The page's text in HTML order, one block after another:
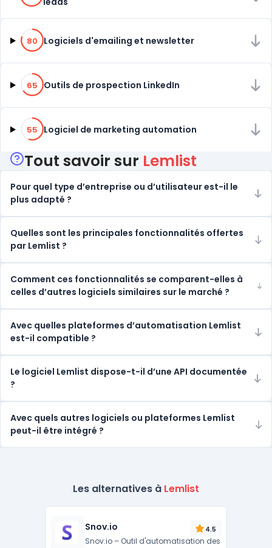
80% de compatibilité
80 Logiciels d'emailing et newsletter
65% de compatibilité
65 Outils de prospection LinkedIn
55% de compatibilité
55 Logiciel de marketing automation
Tout savoir sur Lemlist
Pour quel type d’entreprise ou d’utilisateur est-il le
plus adapté ?
Quelles sont les principales fonctionnalités offertes
par Lemlist ?
Comment ces fonctionnalités se comparent-elles à
celles d’autres logiciels similaires sur le marché ?
Avec quelles plateformes d’automatisation Lemlist
est-il compatible ?
Le logiciel Lemlist dispose-t-il d’une API documentée
?
Avec quels autres logiciels ou plateformes Lemlist
peut-il être intégré ?
Les alternatives à Lemlist
Snov.io 4.5
Snov.io – Outil d'automatisation des